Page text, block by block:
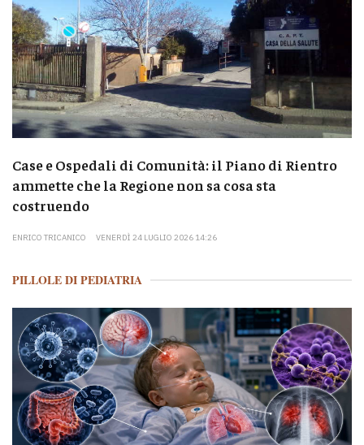
Case e Ospedali di Comunità: il Piano di Rientro
ammette che la Regione non sa cosa sta
costruendo
ENRICO TRICANICO VENERDÌ 24 LUGLIO 2026 14:26
PILLOLE DI PEDIATRIA